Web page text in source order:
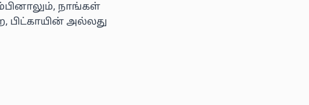
நாங்கள்
பிட்காயின் அல்லது